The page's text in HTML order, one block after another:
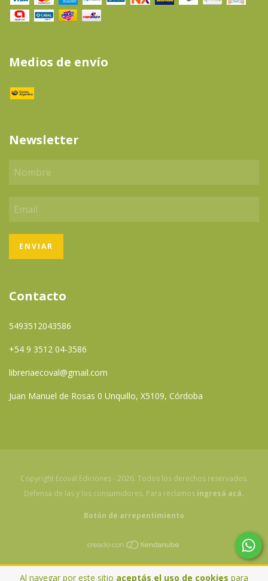
Al navegar por este sitio aceptás el uso de cookies para
Medios de envío
Newsletter
Contacto
5493512043586
+54 9 3512 04-3586
libreriaecoval@gmail.com
Juan Manuel de Rosas 0 Unquillo, X5109, Córdoba
Copyright Ecoval Ediciones - 2026. Todos los derechos reservados.
Defensa de las y los consumidores. Para reclamos ingresá acá.
Botón de arrepentimiento